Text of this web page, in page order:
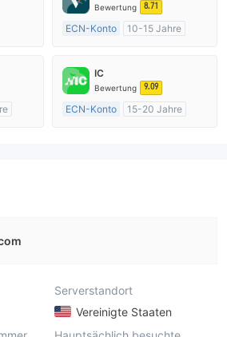
Bewertung 8.71
ECN-Konto
10-15 Jahre
Market Making (MM)
MT4-Volllizenz
IC
Bewertung 9.09
ECN-Konto
15-20 Jahre
Serverstandort
Vereinigte Staaten